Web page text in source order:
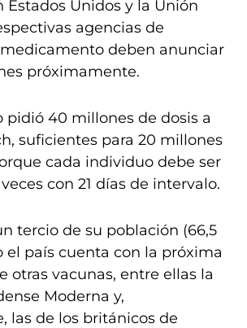
Estados Unidos y la Unión
agencias de
deben anunciar
próximamente.
pidió 40 millones de dosis a
suficientes para 20 millones
cada individuo debe ser
con 21 días de intervalo.
tercio de su población (66,5
el país cuenta con la próxima
otras vacunas, entre ellas la
Moderna y,
las de los británicos de